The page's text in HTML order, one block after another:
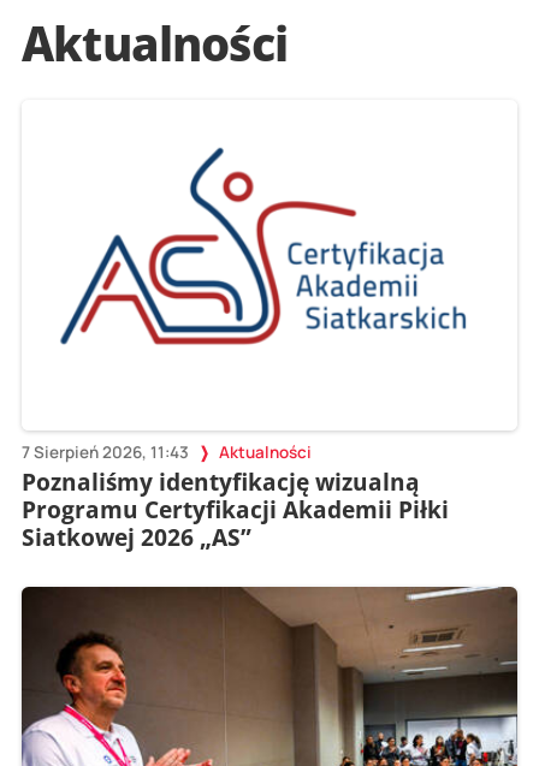
Aktualności
7 Sierpień 2026, 11:43 Aktualności
Poznaliśmy identyfikację wizualną
Programu Certyfikacji Akademii Piłki
Siatkowej 2026 „AS”